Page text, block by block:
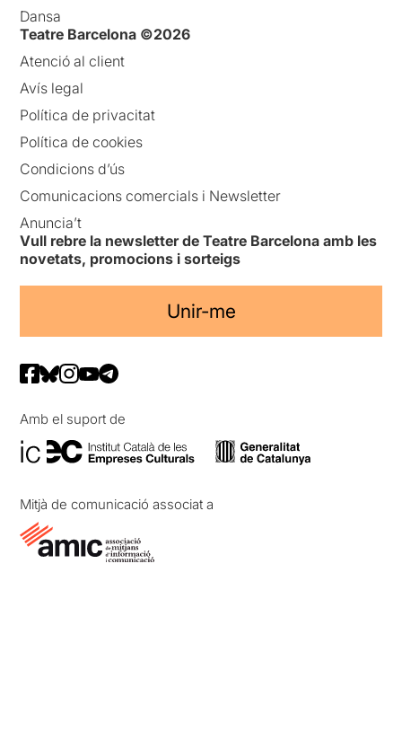
Dansa
Teatre Barcelona ©2026
Atenció al client
Avís legal
Política de privacitat
Política de cookies
Condicions d’ús
Comunicacions comercials i Newsletter
Anuncia’t
Vull rebre la newsletter de Teatre Barcelona amb les
novetats, promocions i sorteigs
Unir-me
Amb el suport de
Mitjà de comunicació associat a